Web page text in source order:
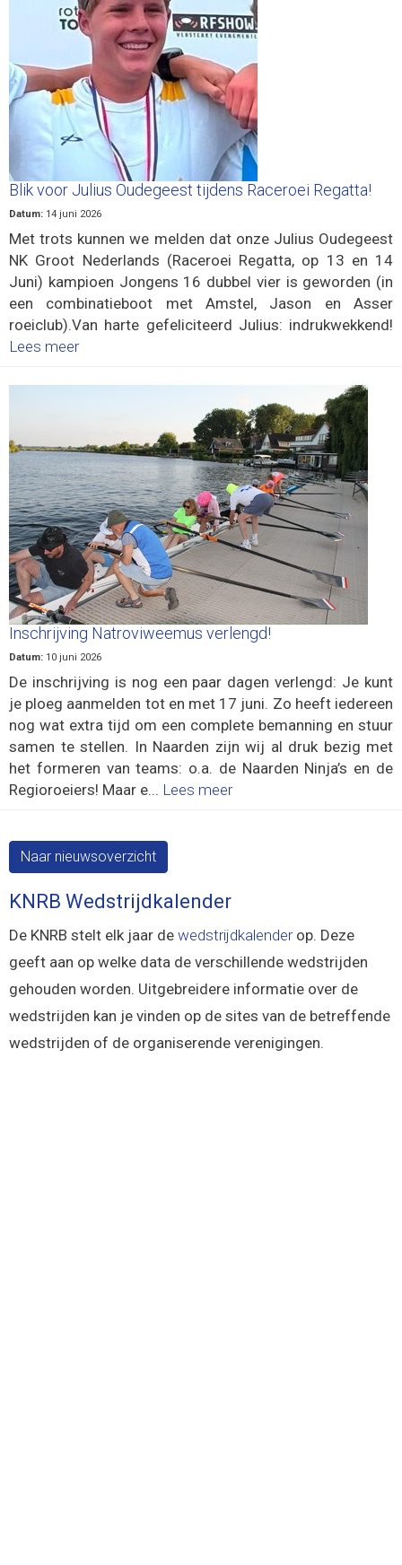
Blik voor Julius Oudegeest tijdens Raceroei Regatta!
Datum: 14 juni 2026
Met trots kunnen we melden dat onze Julius Oudegeest
NK Groot Nederlands (Raceroei Regatta, op 13 en 14
Juni) kampioen Jongens 16 dubbel vier is geworden (in
een combinatieboot met Amstel, Jason en Asser
roeiclub).Van harte gefeliciteerd Julius: indrukwekkend!
Lees meer
Inschrijving Natroviweemus verlengd!
Datum: 10 juni 2026
De inschrijving is nog een paar dagen verlengd: Je kunt
je ploeg aanmelden tot en met 17 juni. Zo heeft iedereen
nog wat extra tijd om een complete bemanning en stuur
samen te stellen. In Naarden zijn wij al druk bezig met
het formeren van teams: o.a. de Naarden Ninja’s en de
Regioroeiers! Maar e... Lees meer
Naar nieuwsoverzicht
KNRB Wedstrijdkalender
De KNRB stelt elk jaar de wedstrijdkalenderop. Deze
geeft aan op welke data de verschillende wedstrijden
gehouden worden. Uitgebreidere informatie over de
wedstrijden kan je vinden op de sites van de betreffende
wedstrijden of de organiserende verenigingen.